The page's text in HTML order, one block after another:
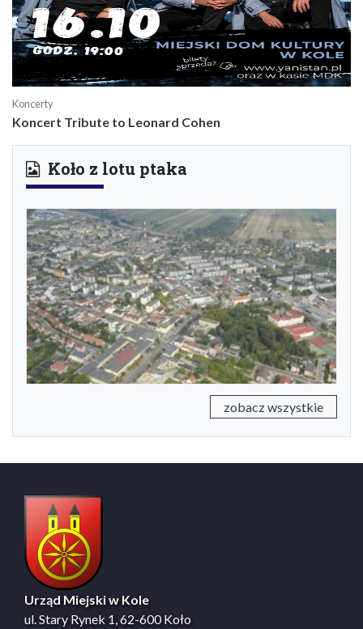
Koncerty
Koncert Tribute to Leonard Cohen
Koło z lotu ptaka
Previous Next
zobacz wszystkie
Urząd Miejski w Kole
ul. Stary Rynek 1, 62-600 Koło